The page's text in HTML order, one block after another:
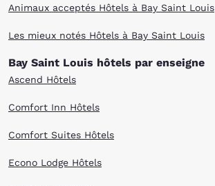
Animaux acceptés Hôtels à Bay Saint Louis
Les mieux notés Hôtels à Bay Saint Louis
Bay Saint Louis hôtels par enseigne
Ascend Hôtels
Comfort Inn Hôtels
Comfort Suites Hôtels
Econo Lodge Hôtels